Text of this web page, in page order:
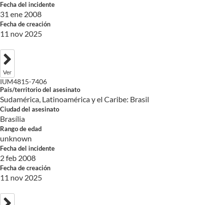
Fecha del incidente
31 ene 2008
Fecha de creación
11 nov 2025
Ver
IUM4815-7406
País/territorio del asesinato
Sudamérica, Latinoamérica y el Caribe: Brasil
Ciudad del asesinato
Brasília
Rango de edad
unknown
Fecha del incidente
2 feb 2008
Fecha de creación
11 nov 2025